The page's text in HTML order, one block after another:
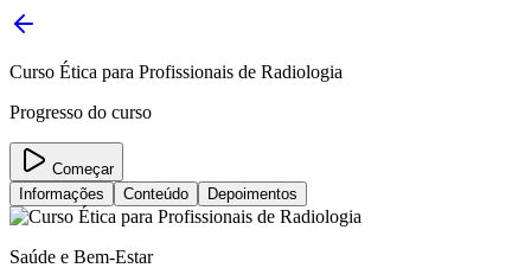
Curso Ética para Profissionais de Radiologia
Progresso do curso
Começar
Informações
Conteúdo Depoimentos
Saúde e Bem-Estar